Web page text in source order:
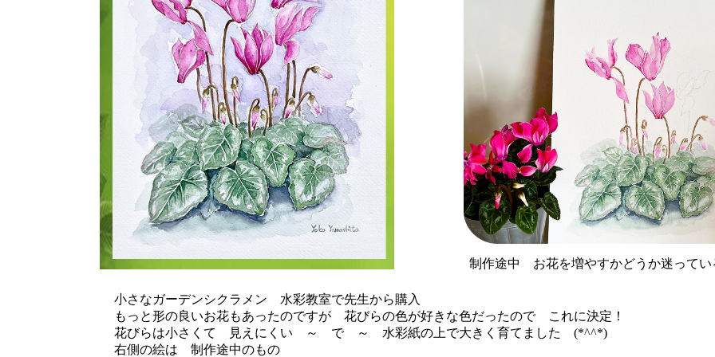
制作途中 お花を増やすかどうか迷ってい
小さなガーデンシクラメン 水彩教室で先生から購入
もっと形の良いお花もあったのですが 花びらの色が好きな色だったので これに決定！
花びらは小さくて 見えにくい ～ で ～ 水彩紙の上で大きく育てました (*^^*)
右側の絵は 制作途中のもの